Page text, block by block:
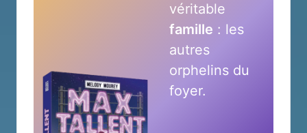
véritable
famille : les
autres
orphelins du
foyer.